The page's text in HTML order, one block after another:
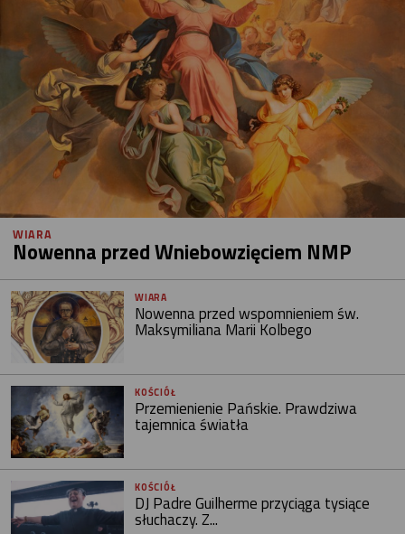
WIARA
Nowenna przed Wniebowzięciem NMP
WIARA
Nowenna przed wspomnieniem św.
Maksymiliana Marii Kolbego
KOŚCIÓŁ
Przemienienie Pańskie. Prawdziwa
tajemnica światła
KOŚCIÓŁ
DJ Padre Guilherme przyciąga tysiące
słuchaczy. Z...